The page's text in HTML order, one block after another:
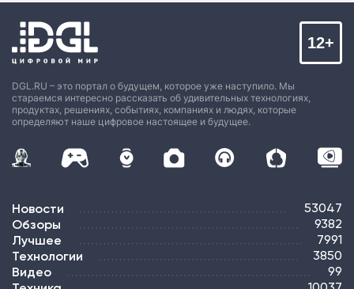
DGL.RU – это портал о будущем, которое уже наступило. Мы
стараемся интересно рассказать об удивительных технологиях,
продуктах, решениях, событиях, компаниях и людях, которые
определяют наше цифровое настоящее и будущее.
12+
Новости 53047
Обзоры 9382
Лучшее 7991
Технологии 3850
Видео 99